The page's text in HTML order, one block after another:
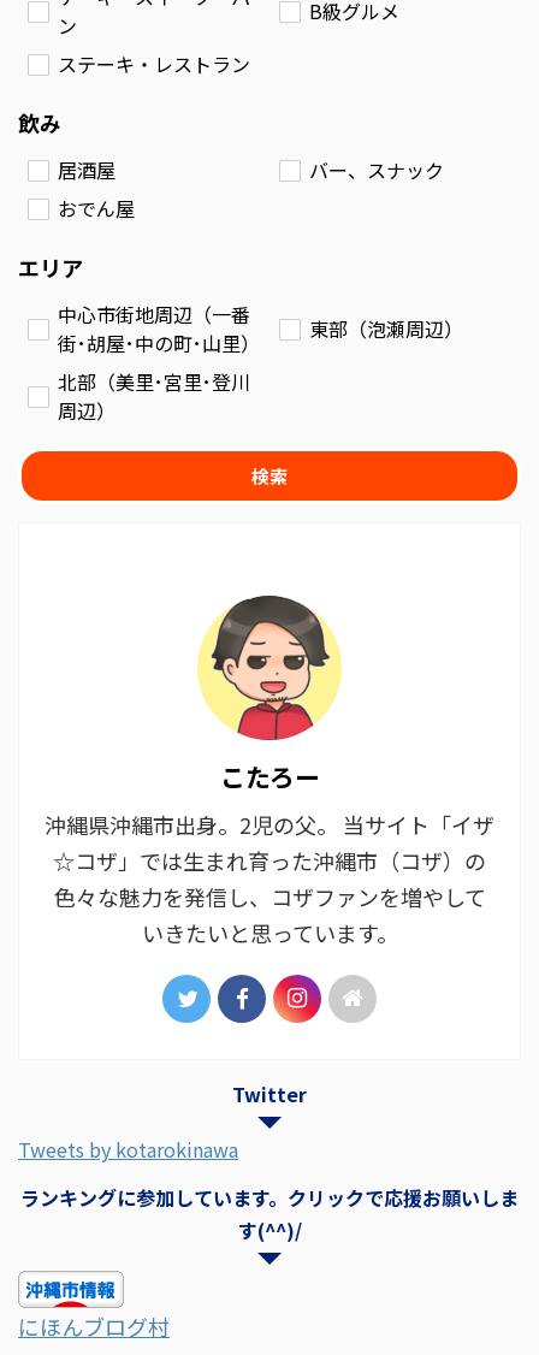
ン
B級グルメ
ステーキ・レストラン
飲み
居酒屋
バー、スナック
おでん屋
エリア
中心市街地周辺（一番
街･胡屋･中の町･山里）
東部（泡瀬周辺）
北部（美里･宮里･登川
周辺）
検索
こたろー
沖縄県沖縄市出身。2児の父。 当サイト「イザ
☆コザ」では生まれ育った沖縄市（コザ）の
色々な魅力を発信し、コザファンを増やして
いきたいと思っています。
Twitter
Tweets by kotarokinawa
ランキングに参加しています。クリックで応援お願いしま
す(^^)/
にほんブログ村